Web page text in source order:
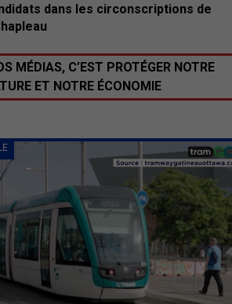
dans les circonscriptions de
MÉDIAS, C’EST PROTÉGER NOTRE
ET NOTRE ÉCONOMIE